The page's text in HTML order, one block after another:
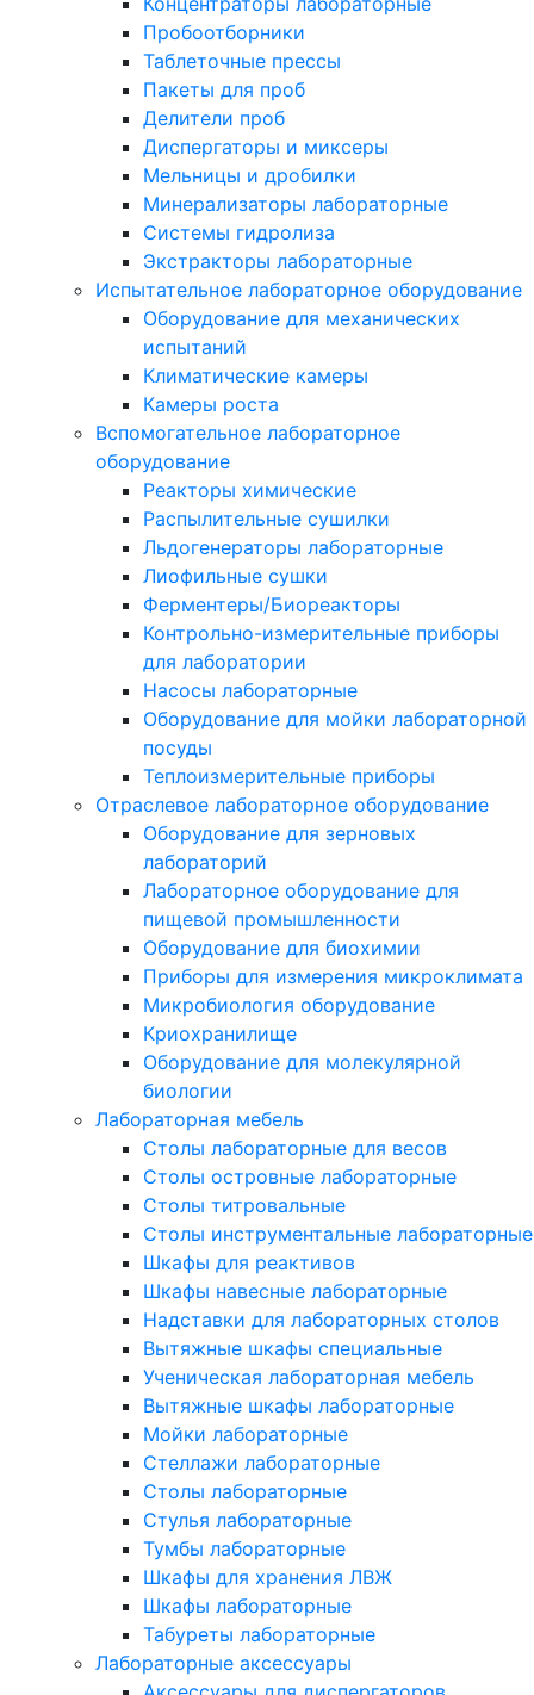
Пробоотборники
Таблеточные прессы
Пакеты для проб
Делители проб
Диспергаторы и миксеры
Мельницы и дробилки
Минерализаторы лабораторные
Системы гидролиза
Экстракторы лабораторные
Испытательное лабораторное оборудование
Оборудование для механических
испытаний
Климатические камеры
Камеры роста
Вспомогательное лабораторное
оборудование
Реакторы химические
Распылительные сушилки
Льдогенераторы лабораторные
Лиофильные сушки
Ферментеры/Биореакторы
Контрольно-измерительные приборы
для лаборатории
Насосы лабораторные
Оборудование для мойки лабораторной
посуды
Теплоизмерительные приборы
Отраслевое лабораторное оборудование
Оборудование для зерновых
лабораторий
Лабораторное оборудование для
пищевой промышленности
Оборудование для биохимии
Приборы для измерения микроклимата
Микробиология оборудование
Криохранилище
Оборудование для молекулярной
биологии
Лабораторная мебель
Столы лабораторные для весов
Столы островные лабораторные
Столы титровальные
Столы инструментальные лабораторные
Шкафы для реактивов
Шкафы навесные лабораторные
Надставки для лабораторных столов
Вытяжные шкафы специальные
Ученическая лабораторная мебель
Вытяжные шкафы лабораторные
Мойки лабораторные
Стеллажи лабораторные
Столы лабораторные
Стулья лабораторные
Тумбы лабораторные
Шкафы для хранения ЛВЖ
Шкафы лабораторные
Табуреты лабораторные
Лабораторные аксессуары